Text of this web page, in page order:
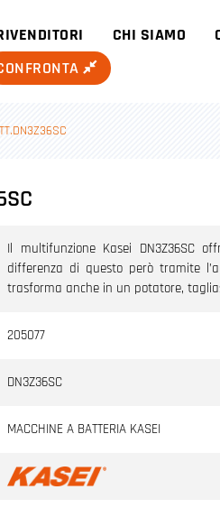
CHI SIAMO
Il multifunzione Kasei DN3Z36SC
differenza di questo però tramite
trasforma anche in un potatore,
205077
DN3Z36SC
MACCHINE A BATTERIA KASEI